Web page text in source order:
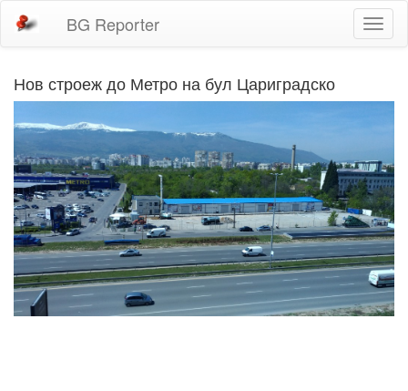
BG Reporter
Нов строеж до Метро на бул Цариградско